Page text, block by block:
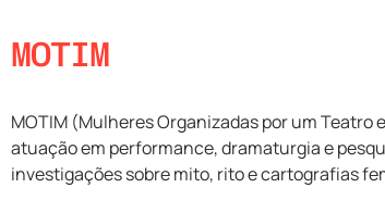
MOTIM
MOTIM (Mulheres Organizadas por um
atuação em performance, dramaturgia e
investigações sobre mito, rito e cartografias